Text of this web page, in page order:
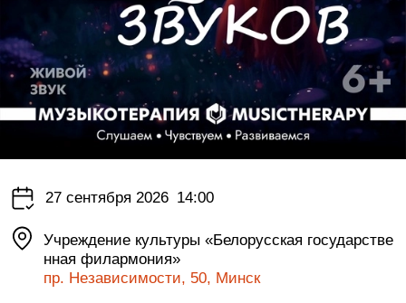
27 сентября 2026 14:00
Учреждение культуры «Белорусская государстве
нная филармония»
пр. Независимости, 50, Минск